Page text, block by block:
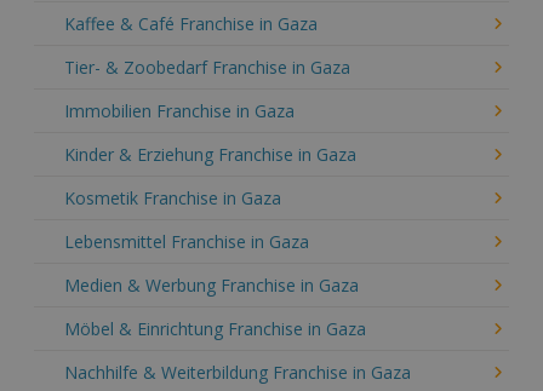
Kaffee & Café Franchise in Gaza
Tier- & Zoobedarf Franchise in Gaza
Immobilien Franchise in Gaza
Kinder & Erziehung Franchise in Gaza
Kosmetik Franchise in Gaza
Lebensmittel Franchise in Gaza
Medien & Werbung Franchise in Gaza
Möbel & Einrichtung Franchise in Gaza
Nachhilfe & Weiterbildung Franchise in Gaza